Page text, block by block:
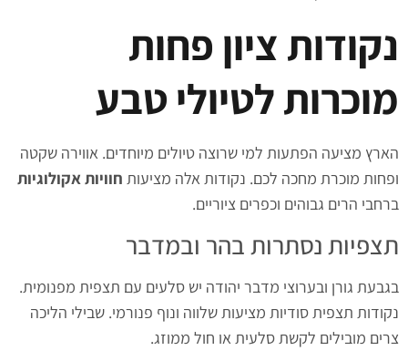
נקודות ציון פחות
מוכרות לטיולי טבע
הארץ מציעה הפתעות למי שרוצה טיולים מיוחדים. אווירה שקטה
ופחות מוכרת מחכה לכם. נקודות אלה מציעות חוויות אקולוגיות
ברחבי הרים גבוהים וכפרים ציוריים.
תצפיות נסתרות בהר ובמדבר
בגבעת גורן ובערוצי מדבר יהודה יש סלעים עם תצפית מפנומית.
נקודות תצפית סודיות מציעות שלווה ונוף פנורמי. שבילי הליכה
צרים מובילים לקשת סלעית או חול ממוזג.